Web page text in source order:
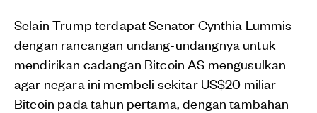
Selain Trump terdapat Senator Cynthia Lummis
dengan rancangan undang-undangnya untuk
mendirikan cadangan Bitcoin AS mengusulkan
agar negara ini membeli sekitar US$20 miliar
Bitcoin pada tahun pertama, dengan tambahan